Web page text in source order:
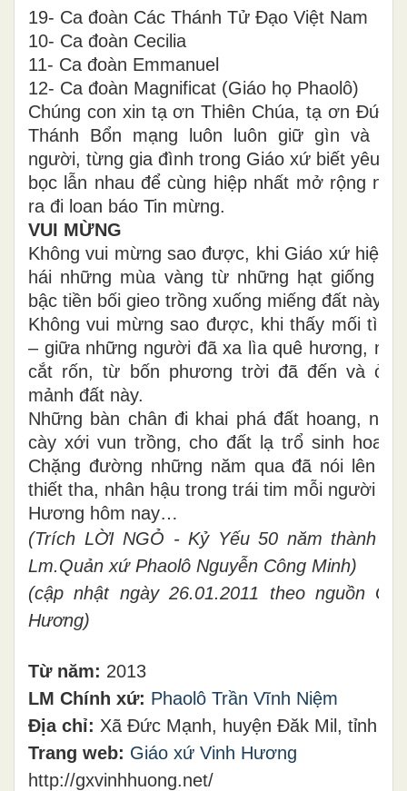
19- Ca đoàn Các Thánh Tử Đạo Việt Nam
10- Ca đoàn Cecilia
11- Ca đoàn Emmanuel
12- Ca đoàn Magnificat (Giáo họ Phaolô)
Chúng con xin tạ ơn Thiên Chúa, tạ ơn Đức
Thánh Bổn mạng luôn luôn giữ gìn và
người, từng gia đình trong Giáo xứ biết yêu
bọc lẫn nhau để cùng hiệp nhất mở rộng
ra đi loan báo Tin mừng.
VUI MỪNG
Không vui mừng sao được, khi Giáo xứ hiện
hái những mùa vàng từ những hạt giống
bậc tiền bối gieo trồng xuống miếng đất này…
Không vui mừng sao được, khi thấy mối tình
– giữa những người đã xa lìa quê hương, nơi
cắt rốn, từ bốn phương trời đã đến và ở
mảnh đất này.
Những bàn chân đi khai phá đất hoang,
cày xới vun trồng, cho đất lạ trổ sinh hoa
Chặng đường những năm qua đã nói lên
thiết tha, nhân hậu trong trái tim mỗi người
Hương hôm nay…
(Trích LỜI NGỎ - Kỷ Yếu 50 năm thành
Lm.Quản xứ Phaolô Nguyễn Công Minh)
(cập nhật ngày 26.01.2011 theo nguồn
Hương)
Từ năm: 2013
LM Chính xứ: Phaolô Trần Vĩnh Niệm
Địa chỉ: Xã Đức Mạnh, huyện Đăk Mil, tỉnh
Trang web: Giáo xứ Vinh Hương
http://gxvinhhuong.net/